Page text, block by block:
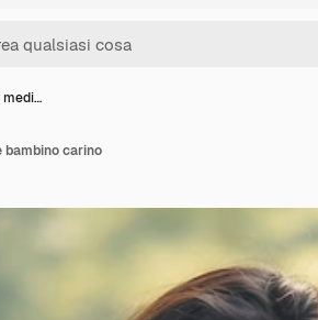
medi…
bambino carino